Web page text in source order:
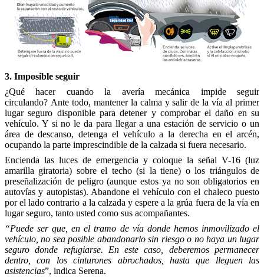
3. Imposible seguir
¿Qué hacer cuando la avería mecánica impide seguir
circulando? Ante todo, mantener la calma y salir de la vía al primer
lugar seguro disponible para detener y comprobar el daño en su
vehículo. Y si no le da para llegar a una estación de servicio o un
área de descanso, detenga el vehículo a la derecha en el arcén,
ocupando la parte imprescindible de la calzada si fuera necesario.
Encienda las luces de emergencia y coloque la señal V-16 (luz
amarilla giratoria) sobre el techo (si la tiene) o los triángulos de
preseñalización de peligro (aunque estos ya no son obligatorios en
autovías y autopistas). Abandone el vehículo con el chaleco puesto
por el lado contrario a la calzada y espere a la grúa fuera de la vía en
lugar seguro, tanto usted como sus acompañantes.
“Puede ser que, en el tramo de vía donde hemos inmovilizado el
vehículo, no sea posible abandonarlo sin riesgo o no haya un lugar
seguro donde refugiarse. En este caso, deberemos permanecer
dentro, con los cinturones abrochados, hasta que lleguen las
asistencias”, indica Serena.